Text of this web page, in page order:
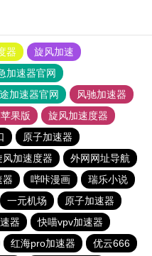
器
旋风加速
加速器官网
加速器官网
风驰加速器
果版
旋风加速度器
原子加速器
风加速度器
外网网址导航
器 哔咔漫画
瑞乐小说
一元机场
原子加速器
器
快喵vpv加速器
红海pro加速器 优云666